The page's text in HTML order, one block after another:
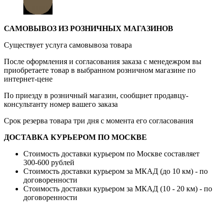
САМОВЫВОЗ ИЗ РОЗНИЧНЫХ МАГАЗИНОВ
Существует услуга самовывоза товара
После оформления и согласования заказа с менедежром вы
приобретаете товар в выбранном розничном магазине по
интернет-цене
По приезду в розничный магазин, сообщиет продавцу-
консультанту номер вашего заказа
Срок резерва товара три дня с момента его согласования
ДОСТАВКА КУРЬЕРОМ ПО МОСКВЕ
Стоимость доставки курьером по Москве составляет
300-600 рублей
Стоимость доставки курьером за МКАД (до 10 км) - по
договоренности
Стоимость доставки курьером за МКАД (10 - 20 км) - по
договоренности